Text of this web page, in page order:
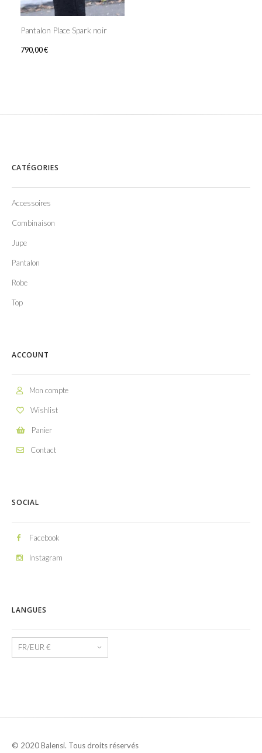
Pantalon Place Spark noir
790,00€
CATÉGORIES
Accessoires
Combinaison
Jupe
Pantalon
Robe
Top
ACCOUNT
Mon compte
Wishlist
Panier
Contact
SOCIAL
Facebook
Instagram
LANGUES
Langues
© 2020 Balensi. Tous droits réservés